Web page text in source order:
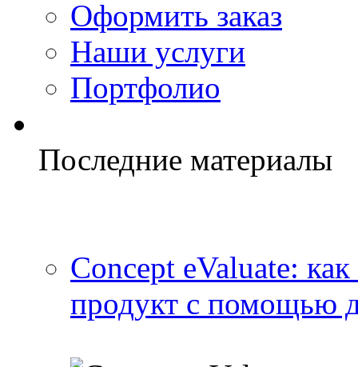
Оформить заказ
Наши услуги
Портфолио
Последние материалы
Concept eValuate:
продукт с помощью